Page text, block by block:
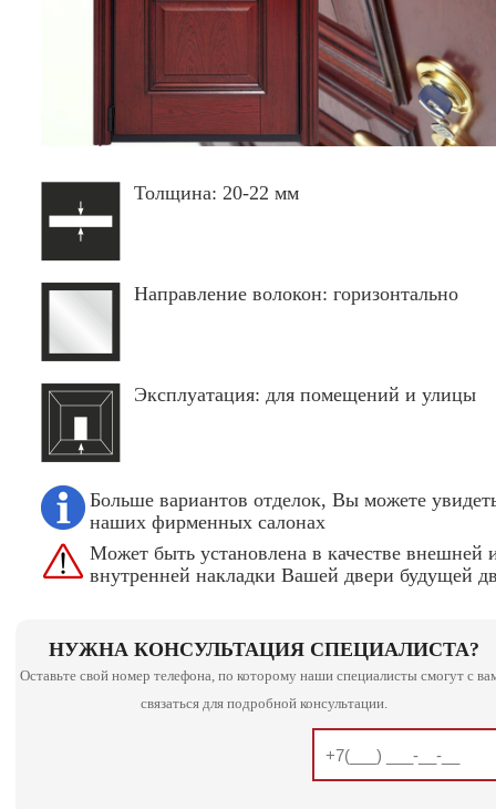
Толщина: 20-22 мм
Направление волокон: горизонтально
Эксплуатация: для помещений и улицы
Больше вариантов отделок, Вы можете
наших фирменных салонах
Может быть установлена в качестве внешней
внутренней накладки Вашей двери будущей
НУЖНА КОНСУЛЬТАЦИЯ СПЕЦИАЛИСТА?
Оставьте свой номер телефона, по которому наши специалисты смогут с
связаться для подробной консультации.